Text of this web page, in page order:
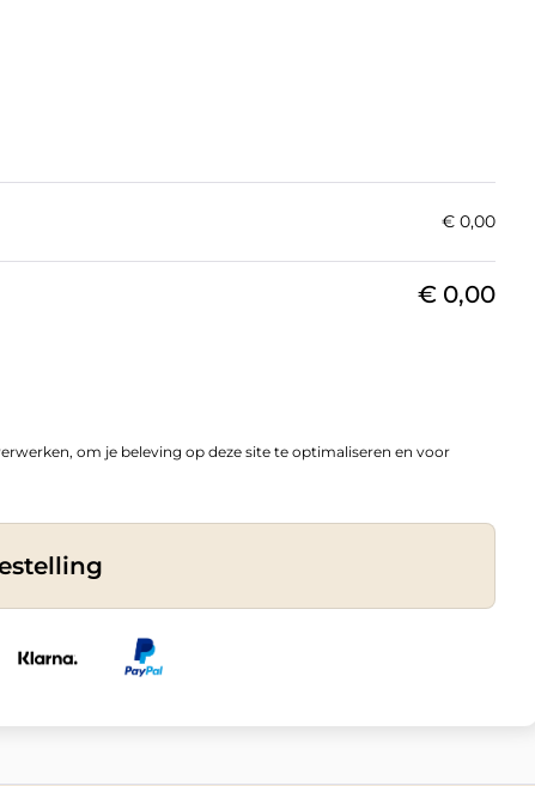
€ 0,00
€ 0,00
om je beleving op deze site te optimaliseren en voor